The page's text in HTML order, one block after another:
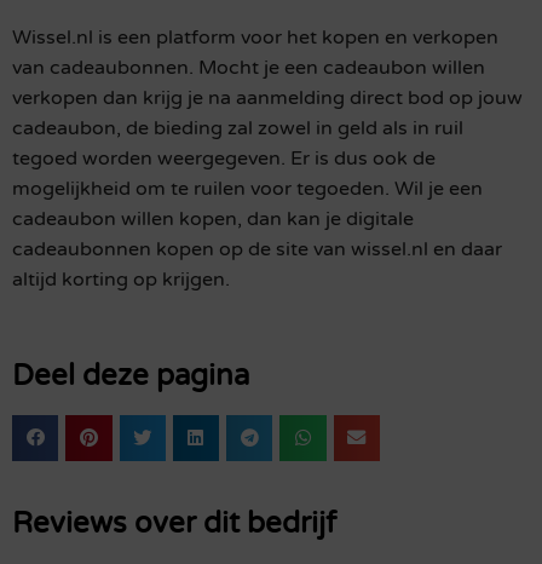
Wissel.nl is een platform voor het kopen en verkopen
van cadeaubonnen. Mocht je een cadeaubon willen
verkopen dan krijg je na aanmelding direct bod op jouw
cadeaubon, de bieding zal zowel in geld als in ruil
tegoed worden weergegeven. Er is dus ook de
mogelijkheid om te ruilen voor tegoeden. Wil je een
cadeaubon willen kopen, dan kan je digitale
cadeaubonnen kopen op de site van wissel.nl en daar
altijd korting op krijgen.
Deel deze pagina
Reviews over dit bedrijf